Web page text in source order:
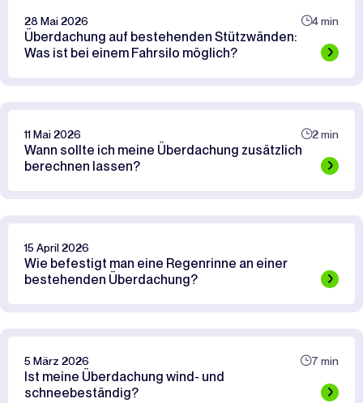
28 Mai 2026 4 min
Überdachung auf bestehenden Stützwänden:
Was ist bei einem Fahrsilo möglich?
11 Mai 2026 2 min
Wann sollte ich meine Überdachung zusätzlich
berechnen lassen?
15 April 2026
Wie befestigt man eine Regenrinne an einer
bestehenden Überdachung?
5 März 2026 7 min
Ist meine Überdachung wind- und
schneebeständig?